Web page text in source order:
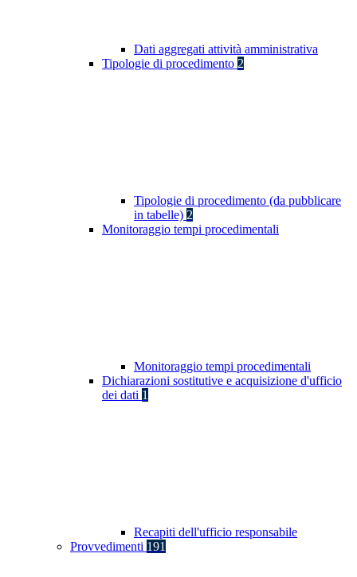
Dati aggregati attività amministrativa
Tipologie di procedimento 2
Tipologie di procedimento (da pubblicare
in tabelle) 2
Monitoraggio tempi procedimentali
Monitoraggio tempi procedimentali
Dichiarazioni sostitutive e acquisizione d'ufficio
dei dati 1
Recapiti dell'ufficio responsabile
Provvedimenti 191